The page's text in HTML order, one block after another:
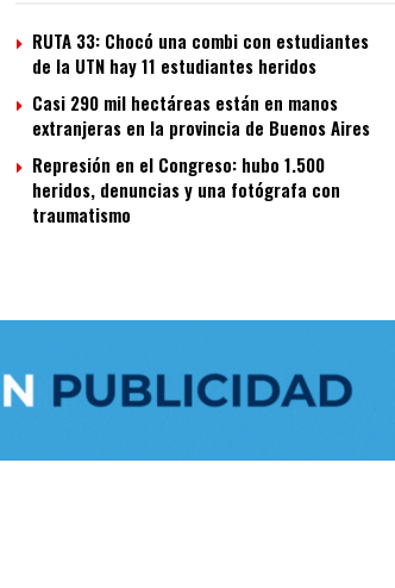
RUTA 33: Chocó una combi con estudiantes
de la UTN hay 11 estudiantes heridos
Casi 290 mil hectáreas están en manos
extranjeras en la provincia de Buenos Aires
Represión en el Congreso: hubo 1.500
heridos, denuncias y una fotógrafa con
traumatismo